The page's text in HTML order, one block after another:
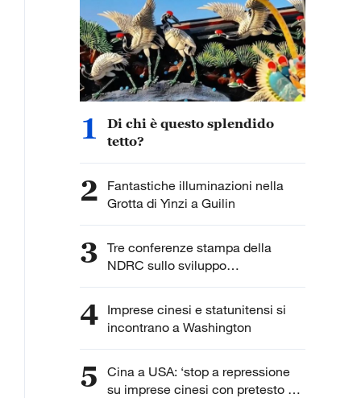
1
Di chi è questo splendido
tetto?
2
Fantastiche illuminazioni nella
Grotta di Yinzi a Guilin
3 Tre conferenze stampa della
NDRC sullo sviluppo
dell'intelligenza artificiale
4 Imprese cinesi e statunitensi si
incontrano a Washington
5
Cina a USA: ‘stop a repressione
su imprese cinesi con pretesto di